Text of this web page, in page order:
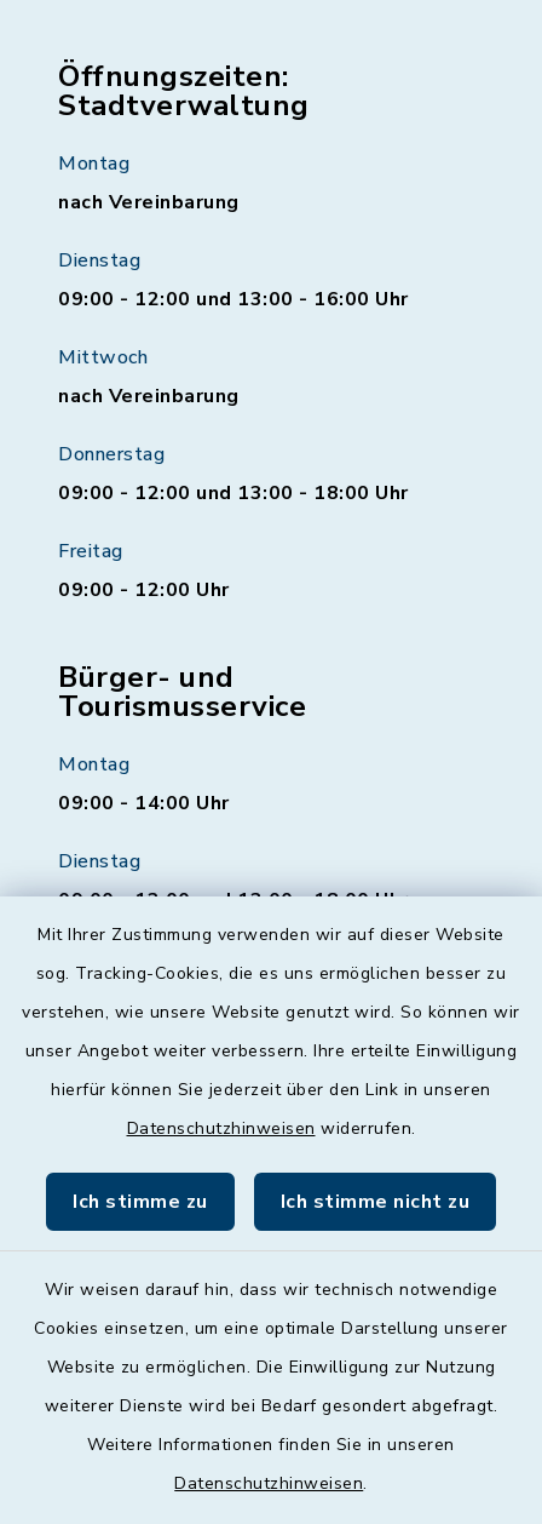
Mit Ihrer Zustimmung verwenden wir auf dieser Website
sog. Tracking-Cookies, die es uns ermöglichen besser zu
verstehen, wie unsere Website genutzt wird. So können wir
unser Angebot weiter verbessern. Ihre erteilte Einwilligung
hierfür können Sie jederzeit über den Link in unseren
Datenschutzhinweisen widerrufen.
Ich stimme zu Ich stimme nicht zu
Wir weisen darauf hin, dass wir technisch notwendige
Cookies einsetzen, um eine optimale Darstellung unserer
Website zu ermöglichen. Die Einwilligung zur Nutzung
weiterer Dienste wird bei Bedarf gesondert abgefragt.
Weitere Informationen finden Sie in unseren
Datenschutzhinweisen.
Öffnungszeiten:
Stadtverwaltung
Montag
nach Vereinbarung
Dienstag
09:00 - 12:00 und 13:00 - 16:00 Uhr
Mittwoch
nach Vereinbarung
Donnerstag
09:00 - 12:00 und 13:00 - 18:00 Uhr
Freitag
09:00 - 12:00 Uhr
Bürger- und
Tourismusservice
Montag
09:00 - 14:00 Uhr
Dienstag
09:00 - 12:00 und 13:00 - 18:00 Uhr
Donnerstag
09:00 - 12:00 und 13:00 - 18:00 Uhr
09:00 - 12:00 Uhr
Barrierefreiheit